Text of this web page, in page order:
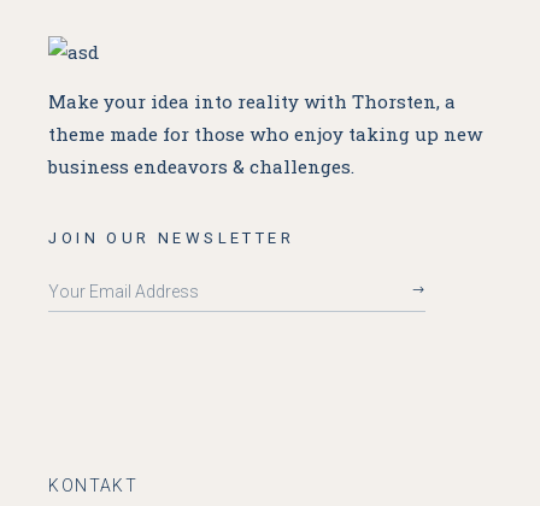
Make your idea into reality with Thorsten, a
theme made for those who enjoy taking up new
business endeavors & challenges.
JOIN OUR NEWSLETTER
KONTAKT